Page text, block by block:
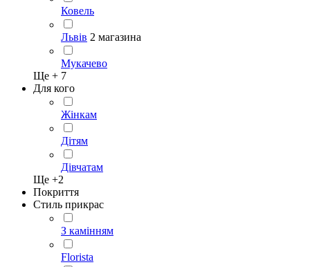
Ковель
Львів 2 магазина
Мукачево
Ще + 7
Для кого
Жінкам
Дітям
Дівчатам
Ще +2
Покриття
Стиль прикрас
З камінням
Florista